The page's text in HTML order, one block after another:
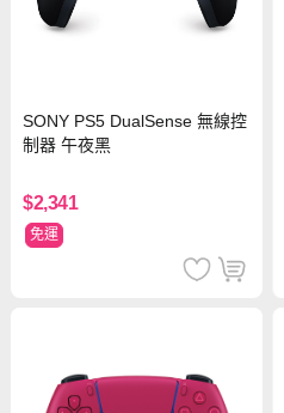
SONY PS5 DualSense 無線控
制器 午夜黑
$2,341
免運